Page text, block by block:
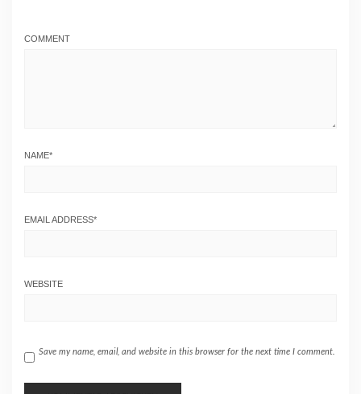
COMMENT
NAME*
EMAIL ADDRESS*
WEBSITE
Save my name, email, and website in this browser for the next time I comment.